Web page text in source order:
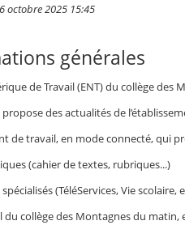
octobre 2025 15:45
générales
de Travail (ENT) du collège
des actualités de
de travail, en mode connecté, qui
(cahier de textes, rubriques...)
(TéléServices, Vie scolaire,
du collège des Montagnes du